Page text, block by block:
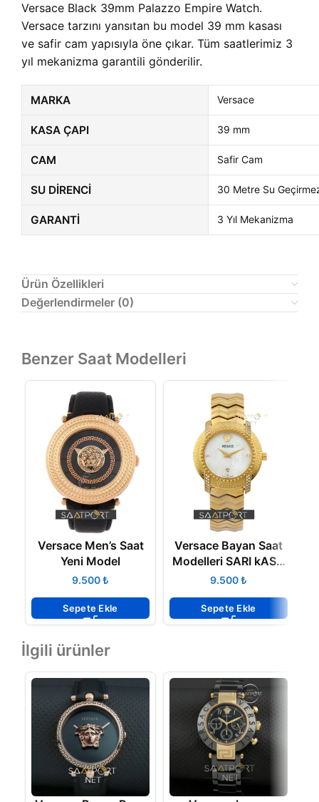
Versace Black 39mm Palazzo Empire Watch.
Versace tarzını yansıtan bu model 39 mm kasası
ve safir cam yapısıyla öne çıkar. Tüm saatlerimiz 3
yıl mekanizma garantili gönderilir.
MARKA Versace
KASA ÇAPI 39 mm
CAM Safir Cam
SU DIRENCI 30 Metre Su
GARANTI 3 Yıl Mekanizma
Ürün Özellikleri
Değerlendirmeler (0)
Benzer Saat Modelleri
Versace Men’s Saat
Yeni Model
₺
Sepete Ekle
Versace Bayan Saat
Modelleri SARI kASA
çELİK kordon
₺
Sepete Ekle
İlgili ürünler